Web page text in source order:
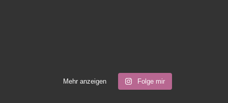
Mehr anzeigen Folge mir